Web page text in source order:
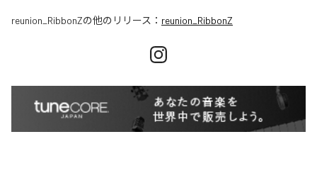
reunion_RibbonZの他のリリース： reunion_RibbonZ